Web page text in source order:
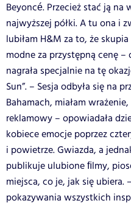
Beyoncé. Przecież stać ją
najwyższej półki. A tu ona i
lubiłam H&M za to, że
modne za przystępną cenę –
nagrała specjalnie na tę
Sun”. – Sesja odbyła się na
Bahamach, miałam
reklamowy – opowiadała
kobiece emocje poprzez
i powietrze. Gwiazda, a
publikuje ulubione ﬁlmy,
miejsca, co je, jak się ubiera.
pokazywania wszystkich